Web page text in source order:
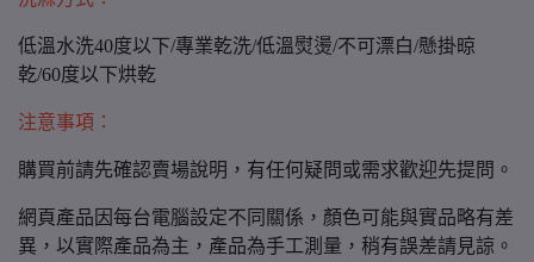
低溫水洗40度以下/專業乾洗/低溫熨燙/不可漂白/懸掛晾
乾/60度以下烘乾
注意事項：
購買前請先確認賣場說明，有任何疑問或需求歡迎先提問。
網頁產品因每台電腦設定不同關係，顏色可能與實品略有差
異，以實際產品為主，產品為手工測量，稍有誤差請見諒。